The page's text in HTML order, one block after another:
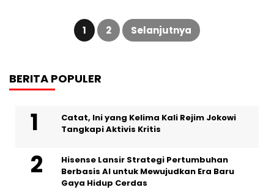
Paginasi
1 2 Selanjutnya
BERITA POPULER
Catat, Ini yang Kelima Kali Rejim Jokowi
Tangkapi Aktivis Kritis
Hisense Lansir Strategi Pertumbuhan
Berbasis AI untuk Mewujudkan Era Baru
Gaya Hidup Cerdas